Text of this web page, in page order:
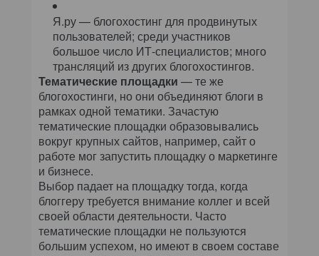
Я.ру — блогохостинг для продвинутых
пользователей; среди участников
большое число ИТ-специалистов; много
трансляций из других блогохостингов.
Тематические площадки — те же
блогохостинги, но они объединяют блоги в
рамках одной тематики. Зачастую
тематические площадки образовывались
вокруг крупных сайтов, например, сайт о
работе мог запустить площадку о маркетинге
и бизнесе.
Выбор падает на площадку тогда, когда
блоггеру требуется внимание коллег и всей
своей области деятельности. Часто
тематические площадки не пользуются
большим успехом, но имеют в своем составе